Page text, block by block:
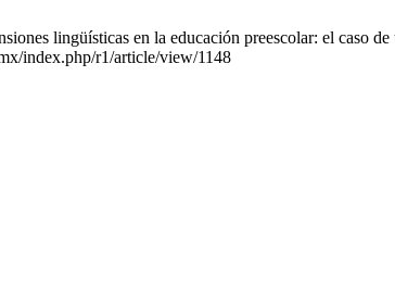
lingüísticas en la educación preescolar: el caso
index.php/r1/article/view/1148